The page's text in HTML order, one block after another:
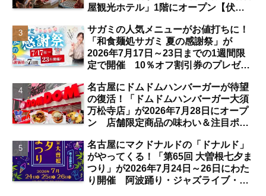
屋観光ホテル」1階にオープン【伏
サガミの人気メニューがお値打ちに！
「和食麺処サガミ 夏の感謝祭」が
2026年7月17日～23日までの1週間限
定で開催 10％オフ割引券のプレゼン
名古屋にドムドムハンバーガーが待望
の復活！「ドムドムハンバーガー大須
万松寺店」が2026年7月28日にオープ
ン 店舗限定商品の味わい＆注目ポイ
津／独自取材】
名古屋にマクドナルドの「ドナルド」
がやってくる！「第65回 大曽根七夕ま
つり」が2026年7月24日～26日にわた
り開催 阿波踊り・ジャズライブ・道